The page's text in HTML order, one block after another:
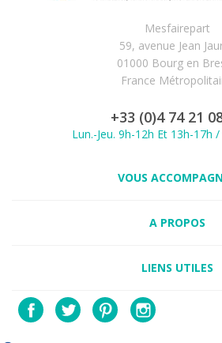
Mesfairepart
59, avenue Jean
01000 Bourg en
France
+33 (0)4 74 21
Lun.-Jeu. 9h-12h Et 13h-17h
VOUS
A PROPOS
LIENS UTILES